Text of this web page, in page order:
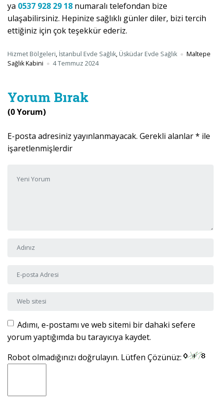
ya 0537 928 29 18 numaralı telefondan bize
ulaşabilirsiniz. Hepinize sağlıklı günler diler, bizi tercih
ettiğiniz için çok teşekkür ederiz.
Hizmet Bölgeleri, İstanbul Evde Sağlık, Üsküdar Evde Sağlık
Maltepe
Sağlık Kabini
4 Temmuz 2024
Yorum Bırak
(0 Yorum)
E-posta adresiniz yayınlanmayacak. Gerekli alanlar* ile
işaretlenmişlerdir
Adı ve Soyadı
E-posta Adresi
Web sitesi
Adımı, e-postamı ve web sitemi bir dahaki sefere
yorum yaptığımda bu tarayıcıya kaydet.
Robot olmadığınızı doğrulayın. Lütfen Çözünüz: